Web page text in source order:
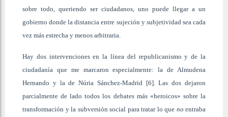
sobre todo, queriendo ser ciudadanos, uno puede llegar a un
gobierno donde la distancia entre sujeción y subjetividad sea cada
vez más estrecha y menos arbitraria.
Hay dos intervenciones en la línea del republicanismo y de la
ciudadanía que me marcaron especialmente: la de Almudena
Hernando y la de Núria Sánchez-Madrid [6]. Las dos dejaron
parcialmente de lado todos los debates más «heroicos» sobre la
transformación y la subversión social para tratar lo que no entraba